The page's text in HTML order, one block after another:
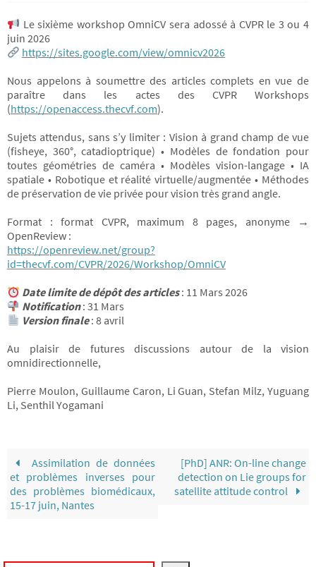
Le sixième workshop OmniCV sera adossé à CVPR le 3 ou 4
juin 2026
https://sites.google.com/view/omnicv2026
Nous appelons à soumettre des articles complets en vue de
paraître dans les actes des CVPR Workshops
(https://openaccess.thecvf.com).
Sujets attendus, sans s’y limiter : Vision à grand champ de vue
(fisheye, 360°, catadioptrique) • Modèles de fondation pour
toutes géométries de caméra • Modèles vision-langage • IA
spatiale • Robotique et réalité virtuelle/augmentée • Méthodes
de préservation de vie privée pour vision très grand angle.
Format : format CVPR, maximum 8 pages, anonyme →
OpenReview :
https://openreview.net/group?
id=thecvf.com/CVPR/2026/Workshop/OmniCV
Date limite de dépôt des articles: 11 Mars 2026
Notification: 31 Mars
Version finale: 8 avril
Au plaisir de futures discussions autour de la vision
omnidirectionnelle,
Pierre Moulon, Guillaume Caron, Li Guan, Stefan Milz, Yuguang
Li, Senthil Yogamani
Assimilation de données
et problèmes inverses pour
des problèmes biomédicaux,
15-17 juin, Nantes
[PhD] ANR: On-line change
detection on Lie groups for
satellite attitude control